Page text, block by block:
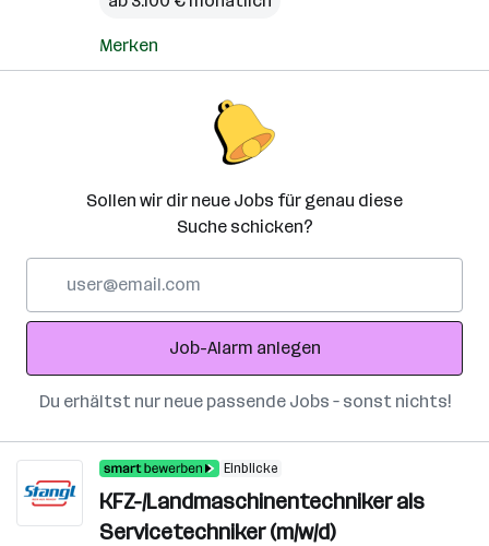
Merken
Sollen wir dir neue Jobs für genau diese
Suche schicken?
Adresse
Job-Alarm anlegen
Du erhältst nur neue passende Jobs – sonst nichts!
Einblicke
KFZ-/Landmaschinentechniker als
Servicetechniker (m/w/d)